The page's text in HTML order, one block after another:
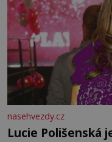
nasehvezdy.cz
Lucie Polišenská